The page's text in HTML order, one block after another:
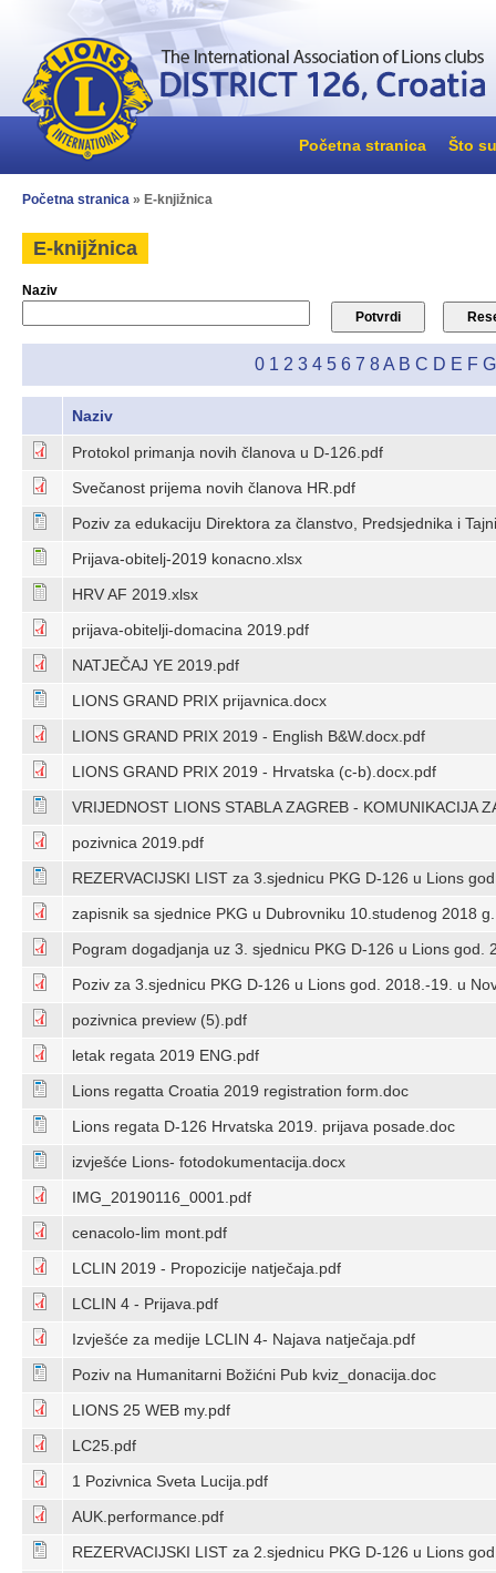
Početna stranica Što
Početna stranica » E-knjižnica
E-knijžnica
Naziv
0 1 2 3 4 5 6 7 8 A B C D E F G
Naziv
Protokol primanja novih članova u D-126.pdf
Svečanost prijema novih članova HR.pdf
Poziv za edukaciju Direktora za članstvo, Predsjednika i
Prijava-obitelj-2019 konacno.xlsx
HRV AF 2019.xlsx
prijava-obitelji-domacina 2019.pdf
NATJEČAJ YE 2019.pdf
LIONS GRAND PRIX prijavnica.docx
LIONS GRAND PRIX 2019 - English B&W.docx.pdf
LIONS GRAND PRIX 2019 - Hrvatska (c-b).docx.pdf
VRIJEDNOST LIONS STABLA ZAGREB - KOMUNIKACIJA
pozivnica 2019.pdf
REZERVACIJSKI LIST za 3.sjednicu PKG D-126 u Lions
zapisnik sa sjednice PKG u Dubrovniku 10.studenog 2018
Pogram dogadjanja uz 3. sjednicu PKG D-126 u Lions god.
Poziv za 3.sjednicu PKG D-126 u Lions god. 2018.-19. u
pozivnica preview (5).pdf
letak regata 2019 ENG.pdf
Lions regatta Croatia 2019 registration form.doc
Lions regata D-126 Hrvatska 2019. prijava posade.doc
izvješće Lions- fotodokumentacija.docx
IMG_20190116_0001.pdf
cenacolo-lim mont.pdf
LCLIN 2019 - Propozicije natječaja.pdf
LCLIN 4 - Prijava.pdf
Izvješće za medije LCLIN 4- Najava natječaja.pdf
Poziv na Humanitarni Božićni Pub kviz_donacija.doc
LIONS 25 WEB my.pdf
LC25.pdf
1 Pozivnica Sveta Lucija.pdf
AUK.performance.pdf
REZERVACIJSKI LIST za 2.sjednicu PKG D-126 u Lions